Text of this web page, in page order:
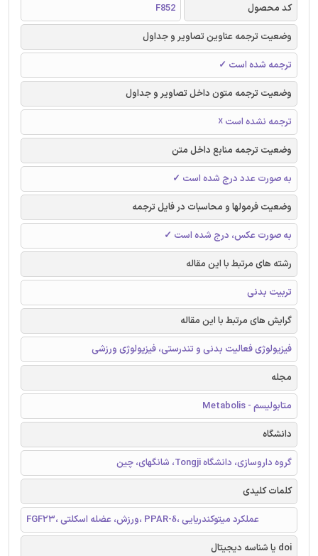
کد محصول
F852
وضعیت ترجمه عناوین تصاویر و جداول
ترجمه شده است ✓
وضعیت ترجمه متون داخل تصاویر و جداول
ترجمه نشده است ☓
وضعیت ترجمه منابع داخل متن
به صورت عدد درج شده است ✓
وضعیت فرمولها و محاسبات در فایل ترجمه
به صورت عکس، درج شده است ✓
رشته های مرتبط با این مقاله
تربیت بدنی
گرایش های مرتبط با این مقاله
فیزیولوژی فعالیت بدنی و تندرستی، فیزیولوژی ورزشی
مجله
متابولیسم - Metabolis
دانشگاه
گروه داروسازی، دانشگاه Tongji، شانگهای، چین
کلمات کلیدی
FGF23، ورزش، عضله اسکلتی، PPAR-δ، عملکرد میتوکندریایی
doi یا شناسه دیجیتال